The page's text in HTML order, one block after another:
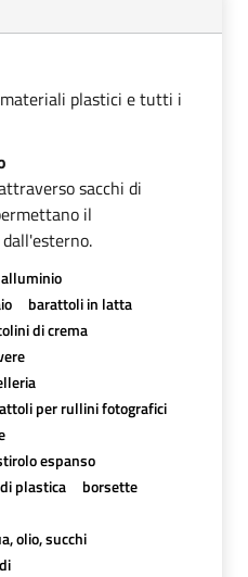
plastici e tutti i
sacchi di
il
alluminio
barattoli in latta
di crema
per rullini fotografici
espanso
plastica
borsette
olio, succhi